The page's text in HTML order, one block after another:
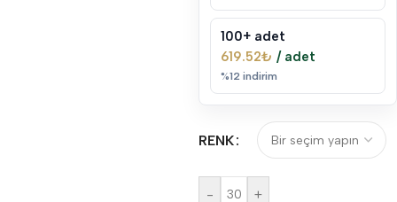
100+ adet
619.52₺ / adet
%12 indirim
RENK
- +